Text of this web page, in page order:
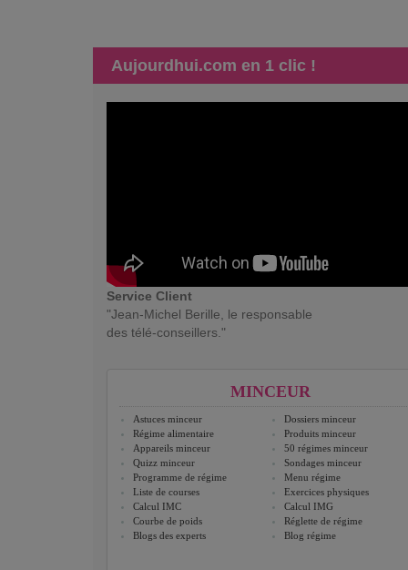
Aujourdhui.com en 1 clic !
Service Client
"Jean-Michel Berille, le responsable
des télé-conseillers."
MINCEUR
Astuces minceur
Dossiers minceur
Régime alimentaire
Produits minceur
Appareils minceur
50 régimes minceur
Quizz minceur
Sondages minceur
Programme de régime
Menu régime
Liste de courses
Exercices physiques
Calcul IMC
Calcul IMG
Courbe de poids
Réglette de régime
Blogs des experts
Blog régime